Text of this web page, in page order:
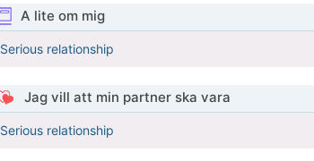
A lite om mig
Serious relationship
Jag vill att min partner ska vara
Serious relationship